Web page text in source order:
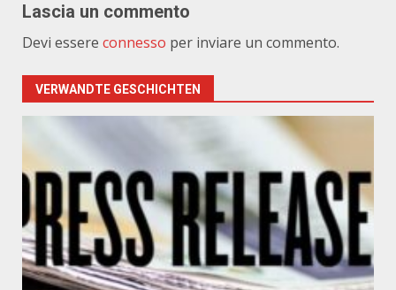
Lascia un commento
Devi essere connesso per inviare un commento.
VERWANDTE GESCHICHTEN